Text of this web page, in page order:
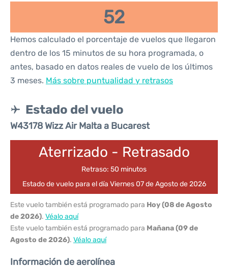
52
Hemos calculado el porcentaje de vuelos que llegaron
dentro de los 15 minutos de su hora programada, o
antes, basado en datos reales de vuelo de los últimos
3 meses. Más sobre puntualidad y retrasos
Estado del vuelo
W43178 Wizz Air Malta a Bucarest
Aterrizado - Retrasado
Retraso: 50 minutos
Estado de vuelo para el día Viernes 07 de Agosto de 2026
Este vuelo también está programado para Hoy (08 de Agosto
de 2026). Véalo aquí
Este vuelo también está programado para Mañana (09 de
Agosto de 2026). Véalo aquí
Información de aerolínea